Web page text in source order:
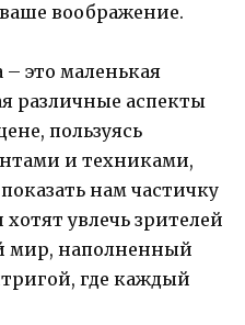
воображение.
это маленькая
различные аспекты
пользуясь
и техниками,
нам частичку
увлечь зрителей
мир, наполненный
где каждый